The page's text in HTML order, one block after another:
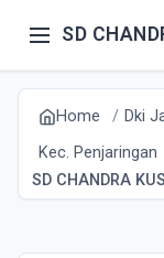
SD
Home Dki
Kec. Penjaringan
SD CHANDRA